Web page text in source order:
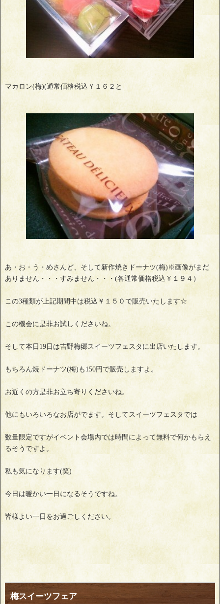
マカロン(梅)(通常価格税込￥１６２と
あ・お・う・めさんど、そして新作焼きドーナツ(梅)※画像がまだ
ありません・・・すみません・・・(各通常価格税込￥１９４）
この3種類が上記期間中は税込￥１５０で販売いたします☆
この機会に是非お試しくださいね。
そして本日19日は吉野梅郷スイーツフェスタに出店いたします。
もちろん焼ドーナツ(梅)も150円で販売しますよ。
お近くの方是非お立ち寄りくださいね。
他にもいろいろなお店がでます。そしてスイーツフェスタでは
数量限定ですがイベント会場内では時間によって無料で何かもらえ
るそうですよ。
私も気になります(笑)
今日は暖かい一日になるそうですね。
皆様よい一日をお過ごしください。
梅スイーツフェア